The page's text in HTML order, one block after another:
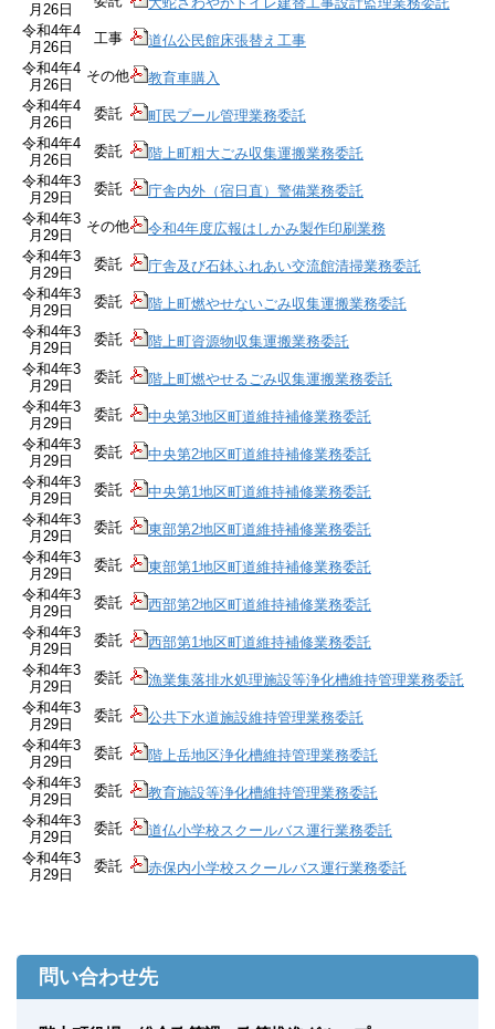
月26日
令和4年4
月26日
工事
道仏公民館床張替え工事
令和4年4
月26日
その他
教育車購入
令和4年4
月26日
委託
町民プール管理業務委託
令和4年4
月26日
委託
階上町粗大ごみ収集運搬業務委託
令和4年3
月29日
委託
庁舎内外（宿日直）警備業務委託
令和4年3
月29日
その他
令和4年度広報はしかみ製作印刷業務
令和4年3
月29日
委託
庁舎及び石鉢ふれあい交流館清掃業務委託
令和4年3
月29日
委託
階上町燃やせないごみ収集運搬業務委託
令和4年3
月29日
委託
階上町資源物収集運搬業務委託
令和4年3
月29日
委託
階上町燃やせるごみ収集運搬業務委託
令和4年3
月29日
委託
中央第3地区町道維持補修業務委託
令和4年3
月29日
委託
中央第2地区町道維持補修業務委託
令和4年3
月29日
委託
中央第1地区町道維持補修業務委託
令和4年3
月29日
委託
東部第2地区町道維持補修業務委託
令和4年3
月29日
委託
東部第1地区町道維持補修業務委託
令和4年3
月29日
委託
西部第2地区町道維持補修業務委託
令和4年3
月29日
委託
西部第1地区町道維持補修業務委託
令和4年3
月29日
委託
漁業集落排水処理施設等浄化槽維持管理業務委託
令和4年3
月29日
委託
公共下水道施設維持管理業務委託
令和4年3
月29日
委託
階上岳地区浄化槽維持管理業務委託
令和4年3
月29日
委託
教育施設等浄化槽維持管理業務委託
令和4年3
月29日
委託
道仏小学校スクールバス運行業務委託
令和4年3
月29日
委託 赤保内小学校スクールバス運行業務委託
問い合わせ先